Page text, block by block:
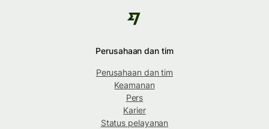
Perusahaan dan tim
Perusahaan dan tim
Keamanan
Pers
Karier
Status pelayanan